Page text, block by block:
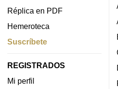
Réplica en PDF
Hemeroteca
Suscríbete
REGISTRADOS
Mi perfil